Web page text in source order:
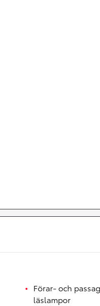
Förar- och
läslampor